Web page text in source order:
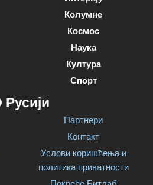
Колумне
Космос
Наука
Култура
Спорт
Русији
Партнери
Контакт
Услови коришћења и
политика приватности